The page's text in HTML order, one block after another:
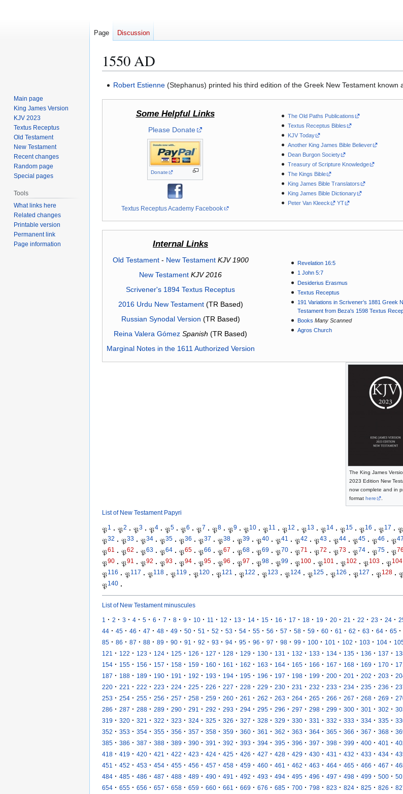
1550 AD
Jump
JumpRobert Estienne (Stephanus) printed his third edition of the Greek New Testament known
Some Helpful Links
Please Donate
Donate
Textus Receptus Academy Facebook
The Old Paths Publications
Textus Receptus Bibles
KJV Today
Another King James Bible Believer
Dean Burgon Society
Treasury of Scripture Knowledge
The Kings Bible
King James Bible Translators
King James Bible Dictionary
Peter Van Kleeck
YT
Internal Links
Old Testament- New Testament KJV 1900
New Testament KJV 2016
Scrivener's 1894 Textus Receptus
2016 Urdu New Testament(TR Based)
Russian Synodal Version (TR Based)
Reina Valera Gómez Spanish (TR Based)
Marginal Notes in the 1611 Authorized Version
Revelation 16:5
1 John 5:7
Desiderius Erasmus
Textus Receptus
191 Variations in Scrivener’s 1881 Greek
Testament from Beza's 1598 Textus
Books Many Scanned
Agros Church
The King James
2023 Edition New
now complete and in
format here .
List of New Testament Papyri
𝔓1 · 𝔓2 · 𝔓3 · 𝔓4 · 𝔓5 · 𝔓6 · 𝔓7 · 𝔓8 · 𝔓9 · 𝔓10 · 𝔓11 · 𝔓12 · 𝔓13 · 𝔓14 · 𝔓15 · 𝔓16 · 𝔓17 · 𝔓
𝔓32 · 𝔓33 · 𝔓34 · 𝔓35 · 𝔓36 · 𝔓37 · 𝔓38 · 𝔓39 · 𝔓40 · 𝔓41 · 𝔓42 · 𝔓43 · 𝔓44 · 𝔓45 · 𝔓46 · 𝔓47
𝔓61 · 𝔓62 · 𝔓63 · 𝔓64 · 𝔓65 · 𝔓66 · 𝔓67 · 𝔓68 · 𝔓69 · 𝔓70 · 𝔓71 · 𝔓72 · 𝔓73 · 𝔓74 · 𝔓75 · 𝔓76
𝔓90 · 𝔓91 · 𝔓92 · 𝔓93 · 𝔓94 · 𝔓95 · 𝔓96 · 𝔓97 · 𝔓98 · 𝔓99 · 𝔓100 · 𝔓101 · 𝔓102 · 𝔓103 · 𝔓104
𝔓116 · 𝔓117 · 𝔓118 · 𝔓119 · 𝔓120 · 𝔓121 · 𝔓122 · 𝔓123 · 𝔓124 · 𝔓125 · 𝔓126 · 𝔓127 · 𝔓128 ·
𝔓140 ·
List of New Testament minuscules
1 · 2 · 3 · 4 · 5 · 6 · 7 · 8 · 9 · 10 · 11 · 12 · 13 · 14 · 15 · 16 · 17 · 18 · 19 · 20 · 21 · 22 · 23 · 24 ·
44 · 45 · 46 · 47 · 48 · 49 · 50 · 51 · 52 · 53 · 54 · 55 · 56 · 57 · 58 · 59 · 60 · 61 · 62 · 63 · 64 · 65 ·
85 · 86 · 87 · 88 · 89 · 90 · 91 · 92 · 93 · 94 · 95 · 96 · 97 · 98 · 99 · 100 · 101 · 102 · 103 · 104 ·
121 · 122 · 123 · 124 · 125 · 126 · 127 · 128 · 129 · 130 · 131 · 132 · 133 · 134 · 135 · 136 · 137 ·
154 · 155 · 156 · 157 · 158 · 159 · 160 · 161 · 162 · 163 · 164 · 165 · 166 · 167 · 168 · 169 · 170 ·
187 · 188 · 189 · 190 · 191 · 192 · 193 · 194 · 195 · 196 · 197 · 198 · 199 · 200 · 201 · 202 · 203 ·
220 · 221 · 222 · 223 · 224 · 225 · 226 · 227 · 228 · 229 · 230 · 231 · 232 · 233 · 234 · 235 · 236 ·
253 · 254 · 255 · 256 · 257 · 258 · 259 · 260 · 261 · 262 · 263 · 264 · 265 · 266 · 267 · 268 · 269 ·
286 · 287 · 288 · 289 · 290 · 291 · 292 · 293 · 294 · 295 · 296 · 297 · 298 · 299 · 300 · 301 · 302 ·
319 · 320 · 321 · 322 · 323 · 324 · 325 · 326 · 327 · 328 · 329 · 330 · 331 · 332 · 333 · 334 · 335 ·
352 · 353 · 354 · 355 · 356 · 357 · 358 · 359 · 360 · 361 · 362 · 363 · 364 · 365 · 366 · 367 · 368 ·
385 · 386 · 387 · 388 · 389 · 390 · 391 · 392 · 393 · 394 · 395 · 396 · 397 · 398 · 399 · 400 · 401 ·
418 · 419 · 420 · 421 · 422 · 423 · 424 · 425 · 426 · 427 · 428 · 429 · 430 · 431 · 432 · 433 · 434 ·
451 · 452 · 453 · 454 · 455 · 456 · 457 · 458 · 459 · 460 · 461 · 462 · 463 · 464 · 465 · 466 · 467 ·
484 · 485 · 486 · 487 · 488 · 489 · 490 · 491 · 492 · 493 · 494 · 495 · 496 · 497 · 498 · 499 · 500 ·
654 · 655 · 656 · 657 · 658 · 659 · 660 · 661 · 669 · 676 · 685 · 700 · 798 · 823 · 824 · 825 · 826 ·
Page Discussion
Main page
King James Version
KJV 2023
Textus Receptus
Old Testament
New Testament
Recent changes
Random page
Special pages
Tools
What links here
Related changes
Printable version
Permanent link
Page information